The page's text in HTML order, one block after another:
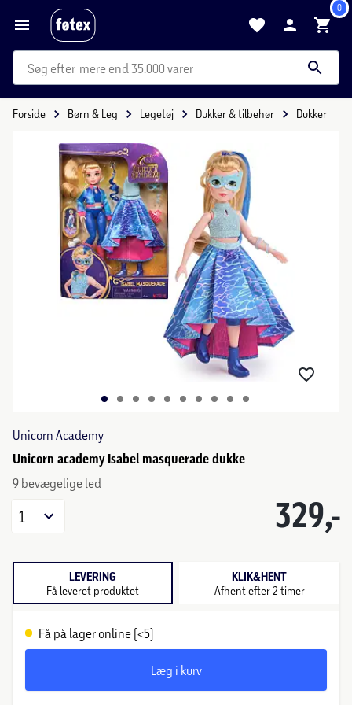
0
mere end 35.000 varer
Forside Børn & Leg Legetøj Dukker & tilbehør Dukker
Unicorn Academy
Unicorn academy Isabel masquerade dukke
9 bevægelige led
329,-
1
LEVERING
Få leveret produktet
KLIK&HENT
Afhent efter 2 timer
Få på lager online (<5)
Læg i kurv